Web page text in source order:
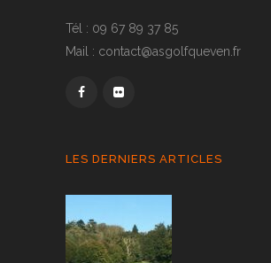
Tél : 09 67 89 37 85
Mail : contact@asgolfqueven.fr
LES DERNIERS ARTICLES